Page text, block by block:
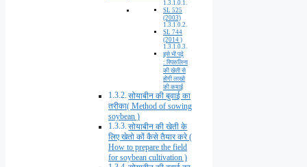
SL 525
(2003)
SL 744
(2014 )
इसे भी पढ़े
: स्पिरुलिना
की खेती से
होगी लाखो
की कमाई
सोयाबीन की बुवाई का
तरीका( Method of sowing
soybean )
सोयाबीन की खेती के
लिए खेतो कों कैसे तैयार करे (
How to prepare the field
for soybean cultivation )